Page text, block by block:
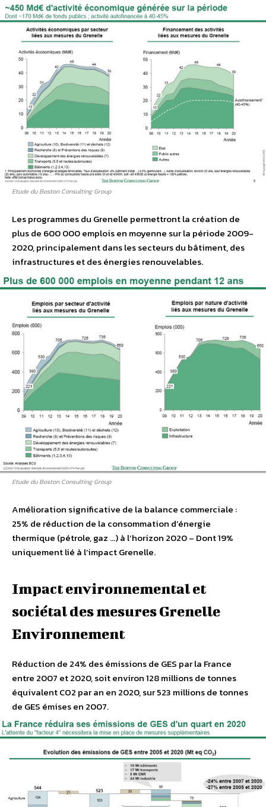
Etude du Boston Consulting Group
Les programmes du Grenelle permettront la création de
plus de 600 000 emplois en moyenne sur la période 2009-
2020, principalement dans les secteurs du bâtiment, des
infrastructures et des énergies renouvelables.
Etude du Boston Consulting Group
Amélioration significative de la balance commerciale :
25% de réduction de la consommation d’énergie
thermique (pétrole, gaz …) à l’horizon 2020 – Dont 19%
uniquement lié à l’impact Grenelle.
Impact environnemental et
sociétal des mesures Grenelle
Environnement
Réduction de 24% des émissions de GES par la France
entre 2007 et 2020, soit environ 128 millions de tonnes
équivalent CO2 par an en 2020, sur 523 millions de tonnes
de GES émises en 2007.